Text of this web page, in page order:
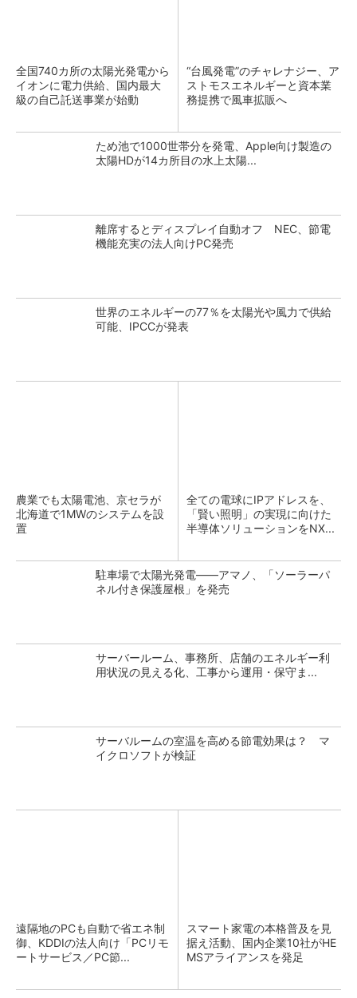
全国740カ所の太陽光発電から
イオンに電力供給、国内最大
級の自己託送事業が始動
“台風発電”のチャレナジー、ア
ストモスエネルギーと資本業
務提携で風車拡販へ
ため池で1000世帯分を発電、Apple向け製造の
太陽HDが14カ所目の水上太陽...
離席するとディスプレイ自動オフ NEC、節電
機能充実の法人向けPC発売
世界のエネルギーの77％を太陽光や風力で供給
可能、IPCCが発表
農業でも太陽電池、京セラが
北海道で1MWのシステムを設
置
全ての電球にIPアドレスを、
「賢い照明」の実現に向けた
半導体ソリューションをNX...
駐車場で太陽光発電――アマノ、「ソーラーパ
ネル付き保護屋根」を発売
サーバールーム、事務所、店舗のエネルギー利
用状況の見える化、工事から運用・保守ま...
サーバルームの室温を高める節電効果は？ マ
イクロソフトが検証
遠隔地のPCも自動で省エネ制
御、KDDIの法人向け「PCリモ
ートサービス／PC節...
スマート家電の本格普及を見
据え活動、国内企業10社がHE
MSアライアンスを発足